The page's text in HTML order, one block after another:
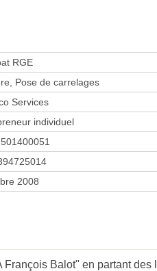
RGE
Pose de carrelages
Services
individuel
2008
François Balot" en partant des